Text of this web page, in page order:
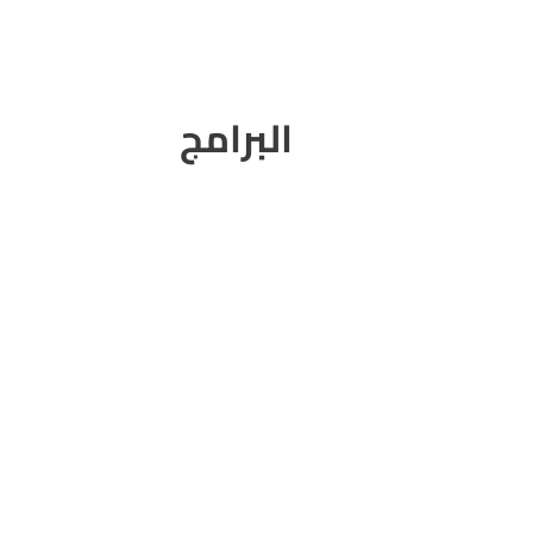
البرامج